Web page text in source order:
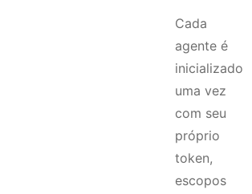
Cada
agente é
inicializado
uma vez
com seu
próprio
token,
escopos